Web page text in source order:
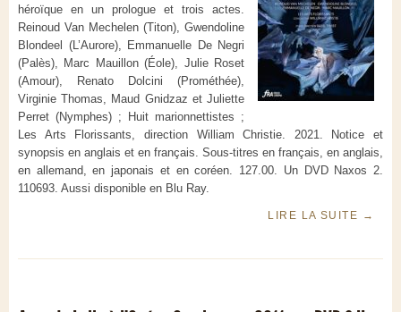
héroïque en un prologue et trois actes.
Reinoud Van Mechelen (Titon), Gwendoline
Blondeel (L’Aurore), Emmanuelle De Negri
(Palès), Marc Mauillon (Éole), Julie Roset
(Amour), Renato Dolcini (Prométhée),
Virginie Thomas, Maud Gnidzaz et Juliette
Perret (Nymphes) ; Huit marionnettistes ;
Les Arts Florissants, direction William Christie. 2021. Notice et
synopsis en anglais et en français. Sous-titres en français, en anglais,
en allemand, en japonais et en coréen. 127.00. Un DVD Naxos 2.
110693. Aussi disponible en Blu Ray.
LIRE LA SUITE →